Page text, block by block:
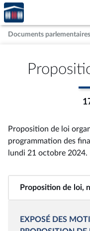
Aller au contenu
Aller en bas de la page
Accèder
à la
page
d'accueil
Documents parlementaires
Proposition de loi
programmation des
lundi 21 octobre 2024.
Proposition de loi,
EXPOSÉ DES